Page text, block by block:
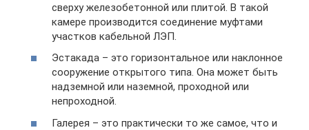
сверху железобетонной или плитой. В такой
камере производится соединение муфтами
участков кабельной ЛЭП.
Эстакада – это горизонтальное или наклонное
сооружение открытого типа. Она может быть
надземной или наземной, проходной или
непроходной.
Галерея – это практически то же самое, что и